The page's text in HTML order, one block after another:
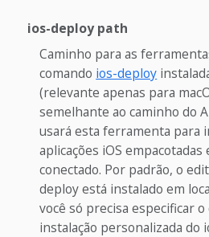
ios-deploy path
Caminho para as
comando ios-deploy
(relevante apenas para
semelhante ao caminho do
usará esta ferramenta para
aplicações iOS
conectado. Por padrão, o
deploy está instalado em
você só precisa especificar
instalação personalizada do